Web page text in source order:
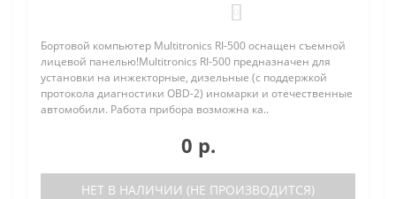
Бортовой компьютер Multitronics RI-500 оснащен съемной
лицевой панелью!Multitronics RI-500 предназначен для
установки на инжекторные, дизельные (с поддержкой
протокола диагностики OBD-2) иномарки и отечественные
автомобили. Работа прибора возможна ка..
0 р.
НЕТ В НАЛИЧИИ (НЕ ПРОИЗВОДИТСЯ)